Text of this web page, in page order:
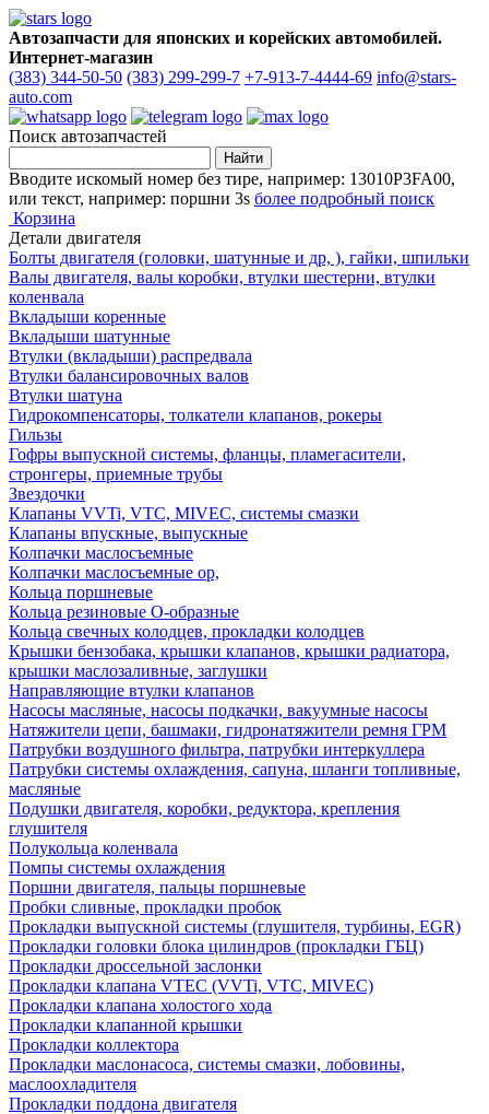
Автозапчасти для японских и корейских автомобилей.
Интернет-магазин
(383) 344-50-50 (383) 299-299-7 +7-913-7-4444-69 info@stars-
auto.com
Поиск автозапчастей
Вводите искомый номер без тире, например: 13010P3FA00,
или текст, например: поршни 3s более подробный поиск
Корзина
Детали двигателя
Болты двигателя (головки, шатунные и др, ), гайки, шпильки
Валы двигателя, валы коробки, втулки шестерни, втулки
коленвала
Вкладыши коренные
Вкладыши шатунные
Втулки (вкладыши) распредвала
Втулки балансировочных валов
Втулки шатуна
Гидрокомпенсаторы, толкатели клапанов, рокеры
Гильзы
Гофры выпускной системы, фланцы, пламегасители,
стронгеры, приемные трубы
Звездочки
Клапаны VVTi, VTC, MIVEC, системы смазки
Клапаны впускные, выпускные
Колпачки маслосъемные
Колпачки маслосъемные ор,
Кольца поршневые
Кольца резиновые О-образные
Кольца свечных колодцев, прокладки колодцев
Крышки бензобака, крышки клапанов, крышки радиатора,
крышки маслозаливные, заглушки
Направляющие втулки клапанов
Насосы масляные, насосы подкачки, вакуумные насосы
Натяжители цепи, башмаки, гидронатяжители ремня ГРМ
Патрубки воздушного фильтра, патрубки интеркуллера
Патрубки системы охлаждения, сапуна, шланги топливные,
масляные
Подушки двигателя, коробки, редуктора, крепления
глушителя
Полукольца коленвала
Помпы системы охлаждения
Поршни двигателя, пальцы поршневые
Пробки сливные, прокладки пробок
Прокладки выпускной системы (глушителя, турбины, EGR)
Прокладки головки блока цилиндров (прокладки ГБЦ)
Прокладки дроссельной заслонки
Прокладки клапана VTEC (VVTi, VTC, MIVEC)
Прокладки клапана холостого хода
Прокладки клапанной крышки
Прокладки коллектора
Прокладки маслонасоса, системы смазки, лобовины,
маслоохладителя
Прокладки поддона двигателя